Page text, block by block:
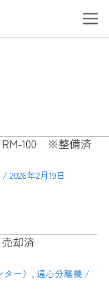
Menu
RM-100 ※整備済
/ 2026年2月19日
却済
ー） , 遠心分離機 /